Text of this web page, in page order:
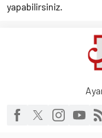
yapabilirsiniz.